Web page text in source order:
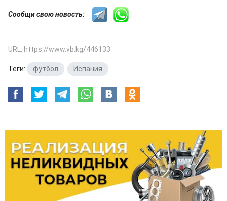
Сообщи свою новость:
URL: https://www.vb.kg/446133
Теги: футбол Испания